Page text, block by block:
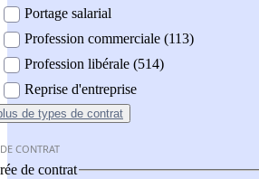
Portage salarial
Profession commerciale (113)
Profession libérale (514)
Reprise d'entreprise
de types de contrat
CONTRAT
de contrat